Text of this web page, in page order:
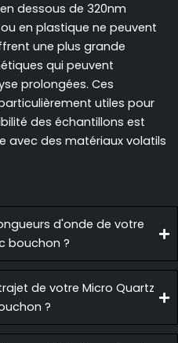
dessous de 320nm
en plastique ne peuvent
une plus grande
qui peuvent
prolongées. Ces
utiles pour
des échantillons est
avec des matériaux volatils
d'onde de votre
bouchon ?
de votre Micro Quartz
?